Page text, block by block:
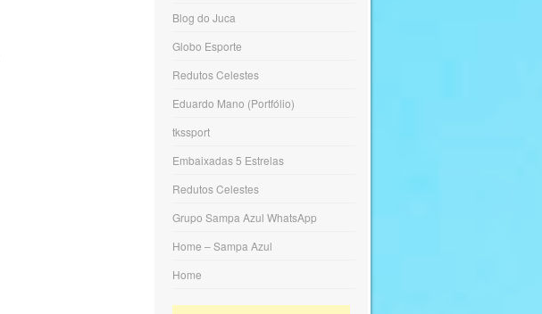
Blog do Juca
Globo Esporte
Redutos Celestes
Eduardo Mano (Portfólio)
tkssport
Embaixadas 5 Estrelas
Redutos Celestes
Grupo Sampa Azul WhatsApp
Home – Sampa Azul
Home